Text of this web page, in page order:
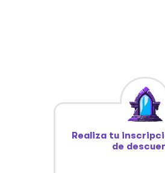
Realiza tu
de